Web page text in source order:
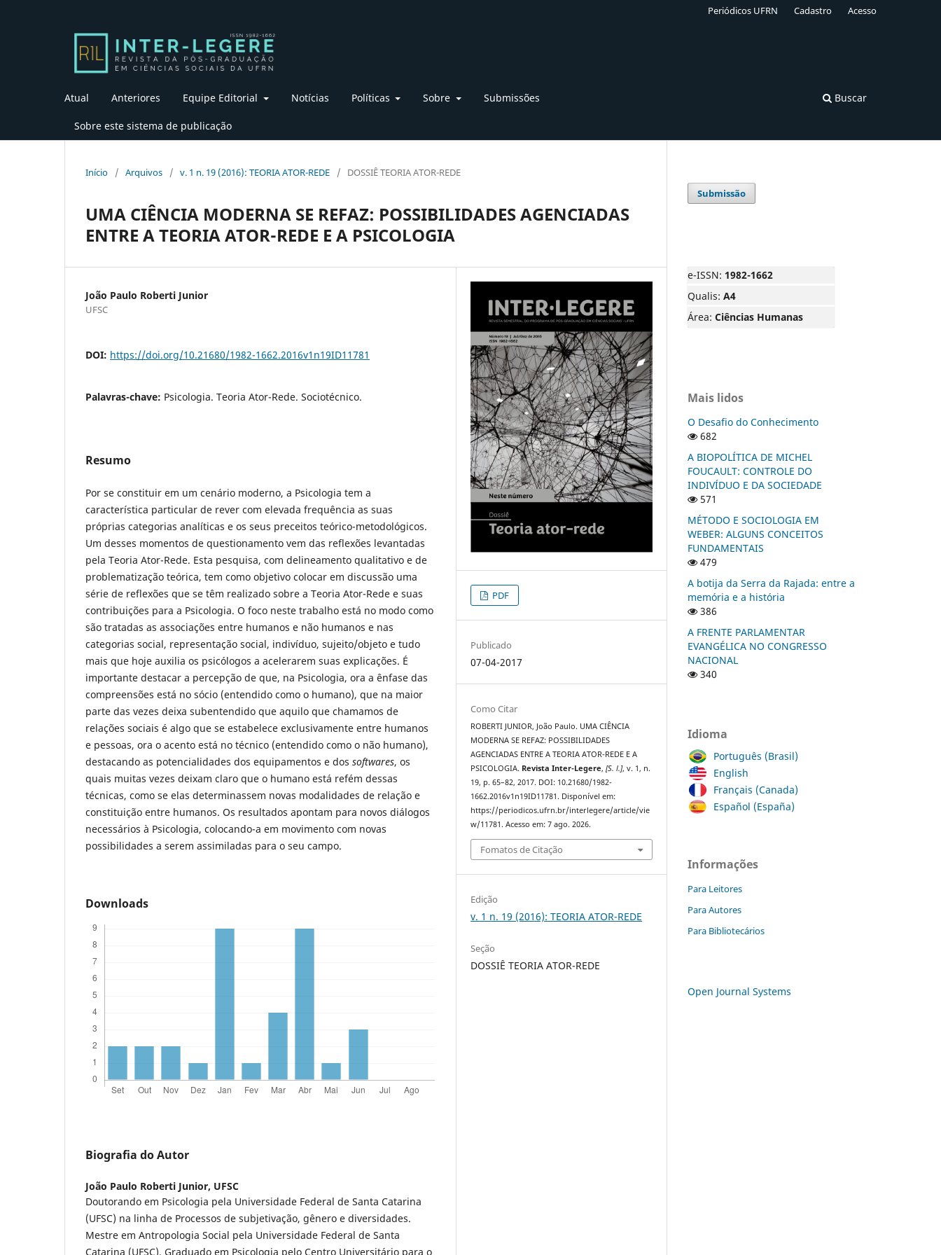
Atual Anteriores Equipe Editorial Notícias Políticas Sobre Submissões
Sobre este sistema de publicação
Buscar
Periódicos UFRN Cadastro Acesso
Início / Arquivos / v. 1 n. 19 (2016): TEORIA ATOR-REDE / DOSSIÊ TEORIA ATOR-REDE
UMA CIÊNCIA MODERNA SE REFAZ: POSSIBILIDADES AGENCIADAS
ENTRE A TEORIA ATOR-REDE E A PSICOLOGIA
João Paulo Roberti Junior
UFSC
DOI: https://doi.org/10.21680/1982-1662.2016v1n19ID11781
Palavras-chave: Psicologia. Teoria Ator-Rede. Sociotécnico.
Resumo
Por se constituir em um cenário moderno, a Psicologia tem a
característica particular de rever com elevada frequência as suas
próprias categorias analíticas e os seus preceitos teórico-metodológicos.
Um desses momentos de questionamento vem das reflexões levantadas
pela Teoria Ator-Rede. Esta pesquisa, com delineamento qualitativo e de
problematização teórica, tem como objetivo colocar em discussão uma
série de reflexões que se têm realizado sobre a Teoria Ator-Rede e suas
contribuições para a Psicologia. O foco neste trabalho está no modo como
são tratadas as associações entre humanos e não humanos e nas
categorias social, representação social, indivíduo, sujeito/objeto e tudo
mais que hoje auxilia os psicólogos a acelerarem suas explicações. É
importante destacar a percepção de que, na Psicologia, ora a ênfase das
compreensões está no sócio (entendido como o humano), que na maior
parte das vezes deixa subentendido que aquilo que chamamos de
relações sociais é algo que se estabelece exclusivamente entre humanos
e pessoas, ora o acento está no técnico (entendido como o não humano),
destacando as potencialidades dos equipamentos e dos softwares, os
quais muitas vezes deixam claro que o humano está refém dessas
técnicas, como se elas determinassem novas modalidades de relação e
constituição entre humanos. Os resultados apontam para novos diálogos
necessários à Psicologia, colocando-a em movimento com novas
possibilidades a serem assimiladas para o seu campo.
Downloads
Biografia do Autor
João Paulo Roberti Junior, UFSC
Doutorando em Psicologia pela Universidade Federal de Santa Catarina
(UFSC) na linha de Processos de subjetivação, gênero e diversidades.
Mestre em Antropologia Social pela Universidade Federal de Santa
Catarina (UFSC). Graduado em Psicologia pelo Centro Universitário para o
PDF
Publicado
07-04-2017
Como Citar
ROBERTI JUNIOR, João Paulo. UMA CIÊNCIA
MODERNA SE REFAZ: POSSIBILIDADES
AGENCIADAS ENTRE A TEORIA ATOR-REDE E A
PSICOLOGIA. Revista Inter-Legere,[S. l.], v. 1, n.
19, p. 65–82, 2017. DOI: 10.21680/1982-
1662.2016v1n19ID11781. Disponível em:
https://periodicos.ufrn.br/interlegere/article/vie
w/11781. Acesso em: 7 ago. 2026.
Fomatos de Citação
Edição
v. 1 n. 19 (2016): TEORIA ATOR-REDE
Seção
DOSSIÊ TEORIA ATOR-REDE
Submissão
e-ISSN: 1982-1662
Qualis: A4
Área: Ciências Humanas
Mais lidos
O Desafio do Conhecimento
682
A BIOPOLÍTICA DE MICHEL
FOUCAULT: CONTROLE DO
INDIVÍDUO E DA SOCIEDADE
571
MÉTODO E SOCIOLOGIA EM
WEBER: ALGUNS CONCEITOS
FUNDAMENTAIS
479
A botija da Serra da Rajada: entre a
memória e a história
386
A FRENTE PARLAMENTAR
EVANGÉLICA NO CONGRESSO
NACIONAL
340
Idioma
Português (Brasil)
English
Français (Canada)
Español (España)
Informações
Para Leitores
Para Autores
Para Bibliotecários
Open Journal Systems